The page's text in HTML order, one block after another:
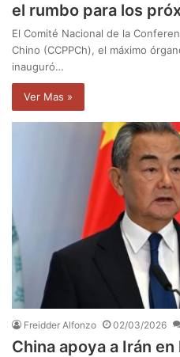
el rumbo para los
El Comité Nacional de la
Chino (CCPPCh), el máximo
inauguró…
Ver Mas »
Freidder Alfonzo 02/03/2026
China apoya a Irán